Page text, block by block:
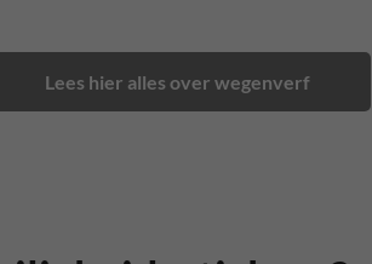
Lees hier alles over wegenverf